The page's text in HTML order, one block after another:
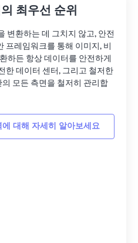
최우선 순위
변환하는 데 그치지 않고, 안전
프레임워크를 통해 이미지, 비
하든 항상 데이터를 안전하게
한 데이터 센터, 그리고 철저한
모든 측면을 철저히 관리합
대해 자세히 알아보세요